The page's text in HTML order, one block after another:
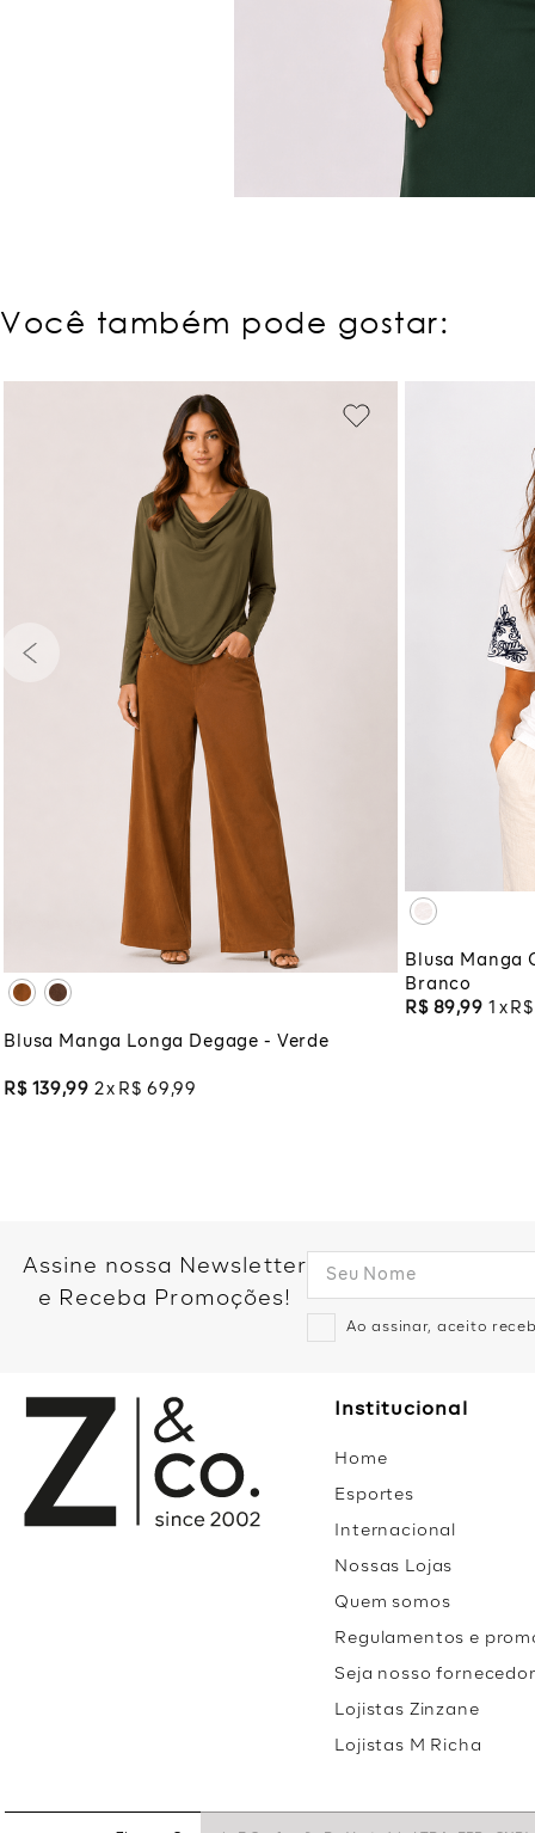
Você também pode gostar:
M
XGG
ADICIONAR À SACOLA
Blusa Manga Longa Degage - Verde
R$ 139,99 2 R$ 69 ,99
Blusa Manga
Branco
R$ 89,99 1 R$
Assine nossa Newsletter
e Receba Promoções!
Ao assinar, aceito
Institucional
Home
Esportes
Internacional
Nossas Lojas
Quem somos
Regulamentos e
Seja nosso fornecedor
Lojistas Zinzane
Lojistas M Richa